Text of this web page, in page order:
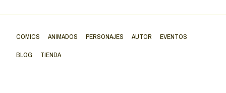
COMICS ANIMADOS PERSONAJES AUTOR
EVENTOS
BLOG
TIENDA